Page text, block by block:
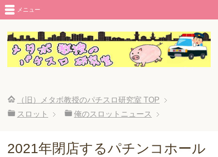
メニュー
（旧）メタボ教授のパチスロ研究室 TOP
スロット
俺のスロットニュース
2021年閉店するパチンコホール